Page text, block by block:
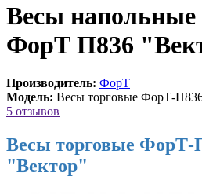
Весы напольные
ФорТ П836
Производитель: ФорТ
Модель: Весы торговые ФорТ-
5 отзывов
Весы торговые ФорТ-
"Вектор"